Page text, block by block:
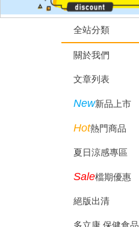
全站分類
關於我們
文章列表
New新品上市
Hot熱門商品
夏日涼感專區
Sale檔期優惠
絕版出清
多立康 保健食品